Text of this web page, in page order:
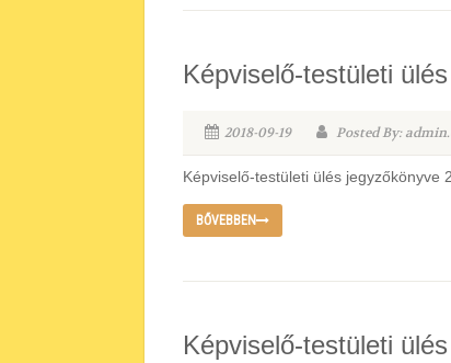
Képviselő-testületi
2018-09-19 Posted By:
Képviselő-testületi ülés jegyzőkönyve
BŐVEBBEN
Képviselő-testületi